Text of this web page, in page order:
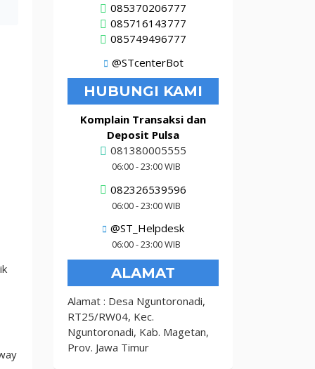
085370206777
085716143777
085749496777
@STcenterBot
HUBUNGI KAMI
Komplain Transaksi dan
Deposit Pulsa
081380005555
06:00 - 23:00 WIB
082326539596
06:00 - 23:00 WIB
@ST_Helpdesk
06:00 - 23:00 WIB
ALAMAT
Alamat : Desa Nguntoronadi,
RT25/RW04, Kec.
Nguntoronadi, Kab. Magetan,
Prov. Jawa Timur